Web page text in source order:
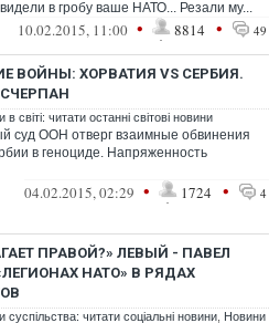
в гробу ваше НАТО... Резали му...
10.02.2015, 11:00 • 8814 • 49
ВОЙНЫ: ХОРВАТИЯ VS СЕРБИЯ.
в світі: читати останні світові новини
суд ООН отверг взаимные обвинения
в геноциде. Напряженность
04.02.2015, 02:29 • 1724 • 4
ПРАВОЙ?» ЛЕВЫЙ - ПАВЕЛ
НАТО» В РЯДАХ
суспільства: читати соціальні новини Новини